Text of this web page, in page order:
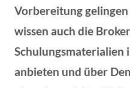
Vorbereitung gelingen
wissen auch die
anbieten und über